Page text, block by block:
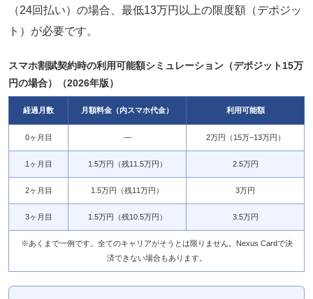
（24回払い）の場合、最低13万円以上の限度額（デポジッ
ト）が必要です。
スマホ割賦契約時の利用可能額シミュレーション（デポジット15万
円の場合）（2026年版）
経過月数 月額料金（内スマホ代金） 利用可能額
0ヶ月目 — 2万円（15万−13万円）
1ヶ月目 1.5万円（残11.5万円） 2.5万円
2ヶ月目 1.5万円（残11万円） 3万円
3ヶ月目 1.5万円（残10.5万円） 3.5万円
※あくまで一例です。全てのキャリアがそうとは限りません。Nexus Cardで決
済できない場合もあります。